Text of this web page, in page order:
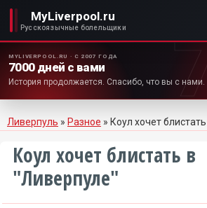
MyLiverpool.ru
Русскоязычные болельщики
MYLIVERPOOL.RU · С 2007 ГОДА
7000 дней с вами
История продолжается. Спасибо, что вы с нами.
Ливерпуль » Разное » Коул хочет
Коул хочет блистать в
"Ливерпуле"